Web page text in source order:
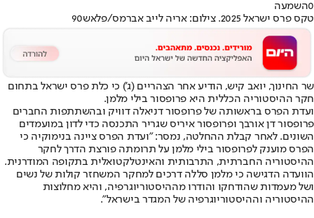
0השמעה
טקס פרס ישראל 2025. צילום: אריה לייב אברמס/פלאש90
​שר החינוך, יואב קיש, הודיע אחר הצהריים (ג') כי כלת פרס ישראל בתחום
חקר ההיסטוריה הכללית היא פרופסור בילי מלמן.
ועדת הפרס בראשותה של פרופסור דניאלה דוויק ובהשתתפות החברים
פרופסור דן אורבך ופרופסור איריס שגריר התכנסה כדי לדון במועמדים
השונים. לאחר קבלת ההחלטה, נמסר: "​ועדת הפרס ציינה בנימוקיה כי
הפרס מוענק לפרופסור בילי מלמן על תרומתה פורצת הדרך לחקר
ההיסטוריה החברתית, התרבותית והאינטלקטואלית בתקופה המודרנית.
הוועדה הדגישה כי מלמן סללה דרכים למחקר המשחזר קולות של נשים
ושל מעמדות שהודחקו והודרו מההיסטוריוגרפיה, והיא מחלוצות
ההיסטוריה וההיסטוריוגרפיה של המגדר בישראל".